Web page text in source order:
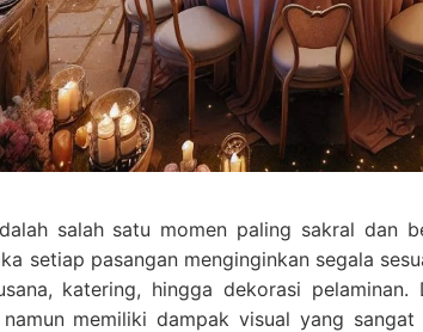
salah satu momen paling sakral dan
setiap pasangan menginginkan segala
katering, hingga dekorasi pelaminan.
memiliki dampak visual yang